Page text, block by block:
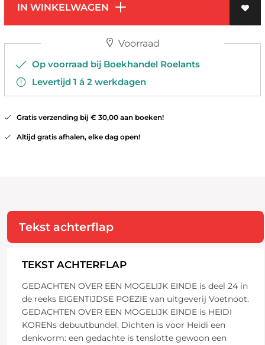
IN WINKELWAGEN
Voorraad
Op voorraad bij Boekhandel Roelants
Levertijd 1 á 2 werkdagen
Gratis verzending bij € 30,00 aan boeken!
Altijd gratis afhalen, elke dag open!
Tekst achterflap
TEKST ACHTERFLAP
GEDACHTEN OVER EEN MOGELIJK EINDE is deel 24 in
de reeks EIGENTIJDSE POËZIE van uitgeverij Voetnoot.
GEDACHTEN OVER EEN MOGELIJK EINDE is HEIDI
KORENs debuutbundel. Dichten is voor Heidi een
denkvorm: een gedachte is tenslotte gewoon een